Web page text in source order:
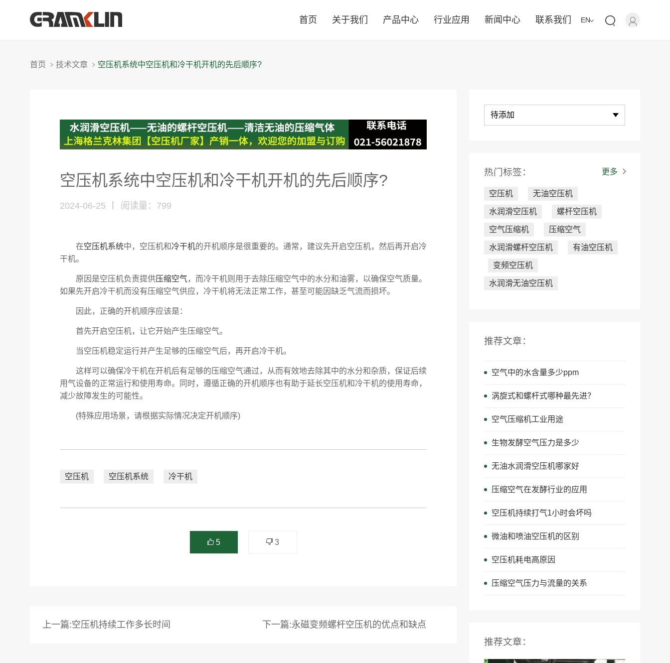
首页 关于我们 产品中心 行业应用 新闻中心 联系我们 EN
首页 技术文章 空压机系统中空压机和冷干机开机的先后顺序?
空压机系统中空压机和冷干机开机的先后顺序?
2024-06-25 阅读量： 799
在空压机系统中，空压机和冷干机的开机顺序是很重要的。通常，建议先开启空压机，然后再开启冷
干机。
原因是空压机负责提供压缩空气，而冷干机则用于去除压缩空气中的水分和油雾，以确保空气质量。
如果先开启冷干机而没有压缩空气供应，冷干机将无法正常工作，甚至可能因缺乏气流而损坏。
因此，正确的开机顺序应该是：
首先开启空压机，让它开始产生压缩空气。
当空压机稳定运行并产生足够的压缩空气后，再开启冷干机。
这样可以确保冷干机在开机后有足够的压缩空气通过，从而有效地去除其中的水分和杂质，保证后续
用气设备的正常运行和使用寿命。同时，遵循正确的开机顺序也有助于延长空压机和冷干机的使用寿命，
减少故障发生的可能性。
(特殊应用场景，请根据实际情况决定开机顺序)
空压机 空压机系统 冷干机
5 3
上一篇:空压机持续工作多长时间 下一篇:永磁变频螺杆空压机的优点和缺点
待添加
热门标签： 更多
空压机 无油空压机
水润滑空压机 螺杆空压机
空气压缩机 压缩空气
水润滑螺杆空压机 有油空压机
变频空压机
水润滑无油空压机
推荐文章：
空气中的水含量多少ppm
涡旋式和螺杆式哪种最先进？
空气压缩机工业用途
生物发酵空气压力是多少
无油水润滑空压机哪家好
压缩空气在发酵行业的应用
空压机持续打气1小时会坏吗
微油和喷油空压机的区别
空压机耗电高原因
压缩空气压力与流量的关系
推荐文章：